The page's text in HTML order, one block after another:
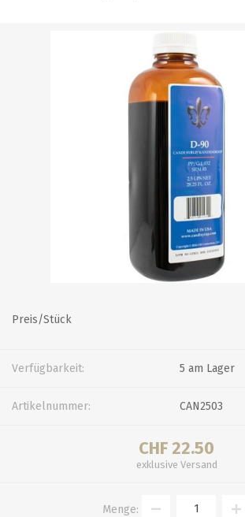
Preis/Stück
Verfügbarkeit: 5 am Lager
Artikelnummer: CAN2503
CHF 22.50
exklusive Versand
Menge: